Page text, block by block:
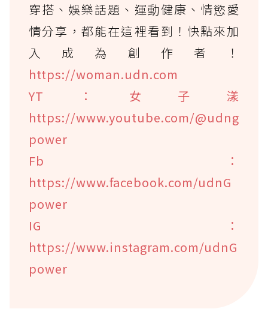
穿搭、娛樂話題、運動健康、情慾愛
情分享，都能在這裡看到！快點來加
入成為創作者！
https://woman.udn.com
YT：女子漾
https://www.youtube.com/@udng
power
Fb：
https://www.facebook.com/udnG
power
IG：
https://www.instagram.com/udnG
power